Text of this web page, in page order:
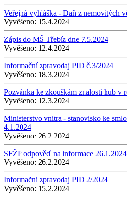
Veřejná vyhláška - Daň z nemovitých
Vyvěšeno: 15.4.2024
Zápis do MŠ Třebíz dne 7.5.2024
Vyvěšeno: 12.4.2024
Informační zpravodaj PID č.3/2024
Vyvěšeno: 18.3.2024
Pozvánka ke zkouškám znalosti hub v
Vyvěšeno: 12.3.2024
Ministerstvo vnitra - stanovisko ke
4.1.2024
Vyvěšeno: 26.2.2024
SFŽP odpověď na informace 26.1.2024
Vyvěšeno: 26.2.2024
Informační zpravodaj PID 2/2024
Vyvěšeno: 15.2.2024